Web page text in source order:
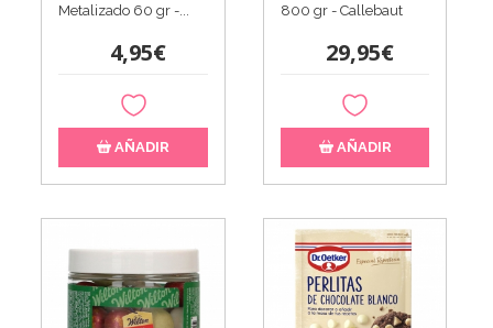
Metalizado 60 gr -...
4,95€
AÑADIR
800 gr - Callebaut
29,95€
AÑADIR